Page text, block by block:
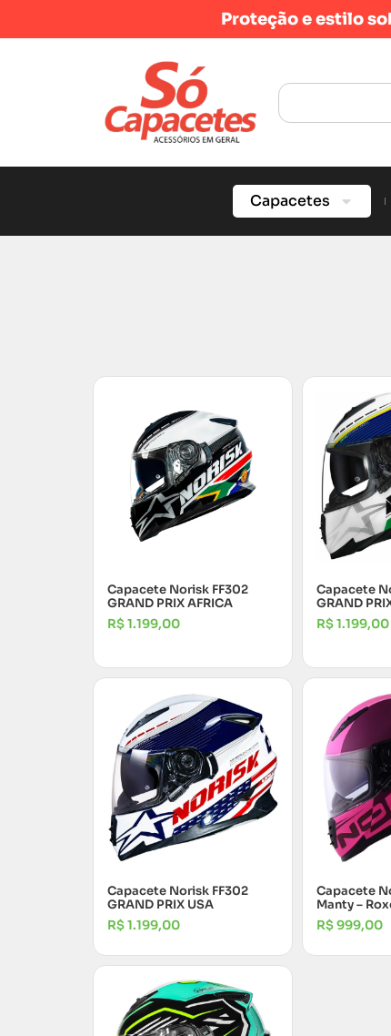
Proteção e estilo
Capacetes
Capacete Norisk FF302
GRAND PRIX AFRICA
R$1.199,00
Capacete
GRAND
R$1.199,00
Capacete Norisk FF302
GRAND PRIX USA
R$1.199,00
Capacete
Manty –
R$999,00